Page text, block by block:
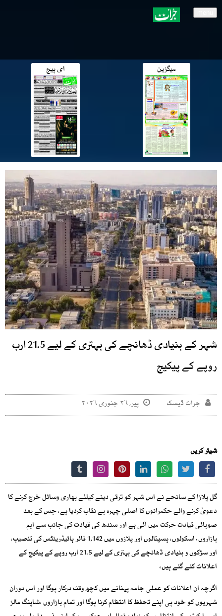
میگزین ای پیج
شہر کے بنیادی ڈھانچے کی بہتری کے لیے 21.5 ارب
روپے کے پیکیج
جرات ڈیسک پیر, ۲۶ جنوری ۲۰۲۶
شیئر کریں
گل پلازا کے سانحے نے اس شہر کو ترقی دینے کیلئے بھاری وسائل خرچ کرنے کا
دعویٰ کرنے والے حکمرانوں کا اصلی چہرہ بے نقاب کردیا ہے، جس کے بعد
صوبائی قیادت حرکت میں آئی ہے اور سندھ کی قیادت کی جانب سے اہم
بازاروں، اسکولوں، ہسپتالوں اور پلازوں میں 1,142 فائر ہائیڈرینٹس کی تنصیب،
اور سڑکوں و بنیادی ڈھانچے کی بہتری کے لیے 21.5 ارب روپے کے پیکیج کے
اعلانات کئے گئے ہیں،
اگرچہ ان اعلانات کو عملی جامہ پہنانے میں کچھ وقت درکار ہوگا اور اس دوران
شہریوں کو خود ہی اپنے تحفظ کا انتظام کرنا ہوگا اور تمام بازاروں ،شاپنگ مالز